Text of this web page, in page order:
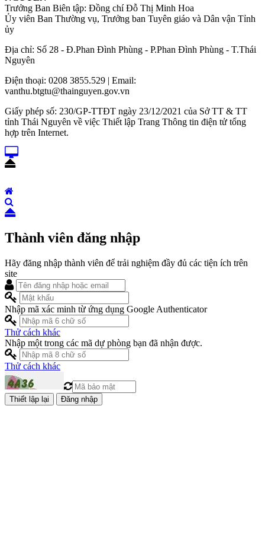
Trưởng Ban Biên tập: Đồng chí Đỗ Thị Minh Hoa
Ủy viên Ban Thường vụ, Trưởng ban Tuyên giáo và Dân vận Tỉnh
ủy
Địa chỉ: Số 28 - Đ.Phan Đình Phùng - P.Phan Đình Phùng - T.Thái
Nguyên
Điện thoại: 0208 3855.529 | Email:
vanthu.btgtu@thainguyen.gov.vn
Giấy phép số: 230/GP-TTĐT ngày 23/12/2021 của Sở TT & TT
tỉnh Thái Nguyên về việc Thiết lập Trang Thông tin điện tử tổng
hợp trên Internet.
Thành viên đăng nhập
Hãy đăng nhập thành viên để trải nghiệm đầy đủ các tiện ích trên
site
Nhập mã xác minh từ ứng dụng Google Authenticator
Thử cách khác
Nhập một trong các mã dự phòng bạn đã nhận được.
Thử cách khác
Đăng nhập